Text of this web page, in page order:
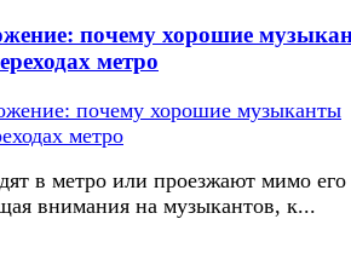
почему хорошие
метро
в метро или проезжают мимо его
внимания на музыкантов, к...